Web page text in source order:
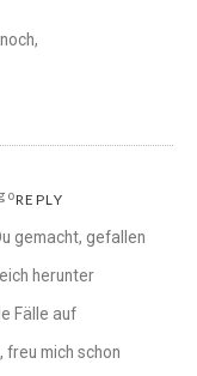
REPLY
gemacht, gefallen
herunter
Fälle auf
mich schon